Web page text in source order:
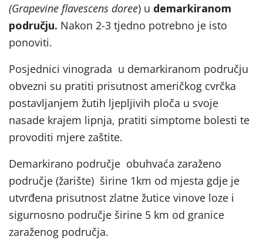
(Grapevine flavescens doree) u demarkiranom
području. Nakon 2-3 tjedno potrebno je isto
ponoviti.
Posjednici vinograda u demarkiranom području
obvezni su pratiti prisutnost američkog cvrčka
postavljanjem žutih ljepljivih ploča u svoje
nasade krajem lipnja, pratiti simptome bolesti te
provoditi mjere zaštite.
Demarkirano područje obuhvaća zaraženo
područje (žarište) širine 1km od mjesta gdje je
utvrđena prisutnost zlatne žutice vinove loze i
sigurnosno područje širine 5 km od granice
zaraženog područja.